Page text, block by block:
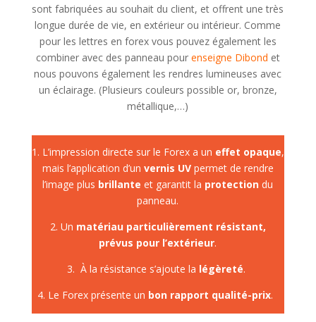
sont fabriquées au souhait du client, et offrent une très
longue durée de vie, en extérieur ou intérieur. Comme
pour les lettres en forex vous pouvez également les
combiner avec des panneau pour enseigne Dibond et
nous pouvons également les rendres lumineuses avec
un éclairage. (Plusieurs couleurs possible or, bronze,
métallique,…)
1. L’impression directe sur le Forex a un effet opaque,
mais l’application d’un vernis UVpermet de rendre
l’image plus brillante et garantit la protection du
panneau.
2. Un matériau particulièrement résistant,
prévus pour l’extérieur.
3. À la résistance s’ajoute la légèreté.
4. Le Forex présente un bon rapport qualité-prix.